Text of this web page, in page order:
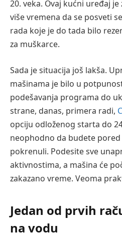
20. veka. Ovaj kućni uređaj
više vremena da se posveti
rada koje je do tada bilo
za muškarce.
Sada je situacija još lakša.
mašinama je bilo u
podešavanja programa do
strane, danas, primera radi,
opciju odloženog starta do
neophodno da budete
pokrenuli. Podesite sve
aktivnostima, a mašina će
zakazano vreme. Veoma
Jedan od prvih
na vodu